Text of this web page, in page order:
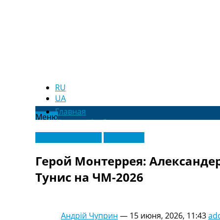
RU
UA
МенюГлавная
Новости футбола
Видео
Трансферы
Новости футбола Украины
Последние комментарии
Конкурс прогнозов
Герой Монтеррея:
Тунис на ЧМ-2026
Андрій Чуприн — 15 июня, 2026, 11:43